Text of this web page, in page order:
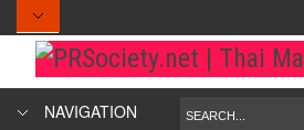
NAVIGATION